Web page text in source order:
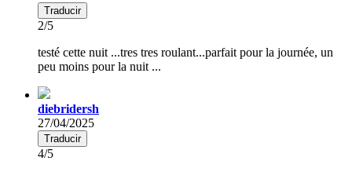
Traducir
2/5
testé cette nuit ...tres tres roulant...parfait pour la journée, un
peu moins pour la nuit ...
diebridersh
27/04/2025
Traducir
4/5